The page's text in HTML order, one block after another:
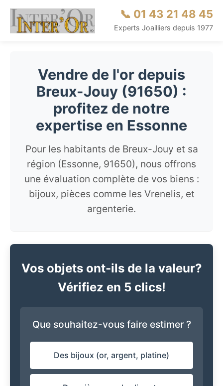
📞 01 43 21 48 45
Experts Joailliers depuis 1977
Vendre de l'or depuis
Breux-Jouy (91650) :
profitez de notre
expertise en Essonne
Pour les habitants de Breux-Jouy et sa
région (Essonne, 91650), nous offrons
une évaluation complète de vos biens :
bijoux, pièces comme les Vrenelis, et
argenterie.
Vos objets ont-ils de la valeur?
Vérifiez en 5 clics!
Que souhaitez-vous faire estimer ?
Des bijoux (or, argent, platine)